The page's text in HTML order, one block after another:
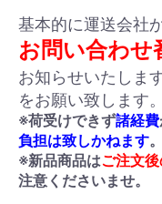
基本的に運送会社
お問い合わせ
お知らせいたしま
をお願い致します。
※荷受けできず諸経費
負担は致しかねます。
※新品商品はご注文
注意くださいませ。